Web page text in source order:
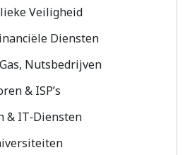
Veiligheid
Diensten
Nutsbedrijven
& ISP’s
& IT-Diensten